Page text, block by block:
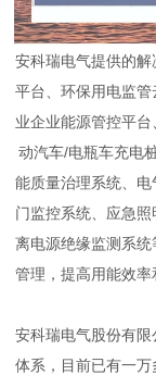
安科瑞电气提供的
平台、环保用电监
业企业能源管控平
动汽车/电瓶车充电
能质量治理系统、
门监控系统、应急
离电源绝缘监测系
管理，提高用能效
安科瑞电气股份有
体系，目前已有一